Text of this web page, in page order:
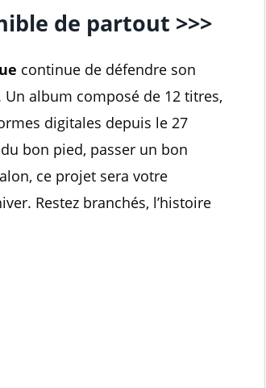
de partout >>>
continue de défendre son
Un album composé de 12 titres,
digitales depuis le 27
bon pied, passer un bon
ce projet sera votre
Restez branchés, l’histoire